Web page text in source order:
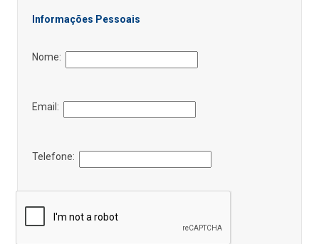
Informações Pessoais
Nome:
Email:
Telefone: